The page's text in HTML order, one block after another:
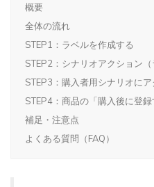
概要
全体の流れ
STEP1：ラベルを作成する
STEP2：シナリオアクション
STEP3：購入者用シナリオに
STEP4：商品の「購入後に登
補足・注意点
よくある質問（FAQ）